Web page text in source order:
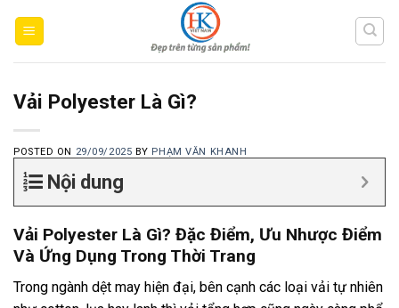
Vải Polyester Là Gì?
POSTED ON 29/09/2025 BY PHẠM VĂN KHANH
Nội dung
Vải Polyester Là Gì? Đặc Điểm, Ưu Nhược Điểm
Và Ứng Dụng Trong Thời Trang
Trong ngành dệt may hiện đại, bên cạnh các loại vải tự nhiên